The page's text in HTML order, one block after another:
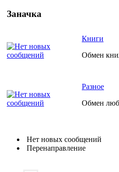
Заначка
Книги
Обмен
Разное
Обмен
Нет новых сообщений
Перенаправление